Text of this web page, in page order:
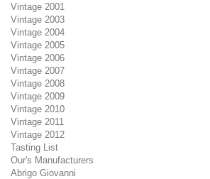
Vintage 2001
Vintage 2003
Vintage 2004
Vintage 2005
Vintage 2006
Vintage 2007
Vintage 2008
Vintage 2009
Vintage 2010
Vintage 2011
Vintage 2012
Tasting List
Our's Manufacturers
Abrigo Giovanni